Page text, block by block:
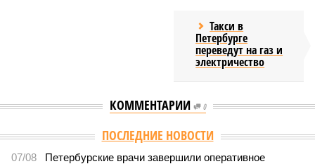
Такси в
Петербурге
переведут на газ и
электричество
КОММЕНТАРИИ 0
ПОСЛЕДНИЕ НОВОСТИ
07/08
Петербурские врачи завершили оперативное